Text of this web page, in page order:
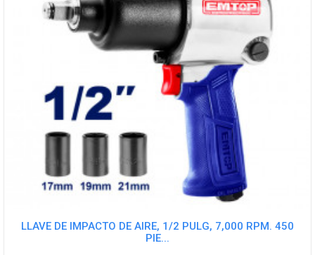
LLAVE DE IMPACTO DE AIRE, 1/2 PULG, 7,000 RPM. 450
PIE...